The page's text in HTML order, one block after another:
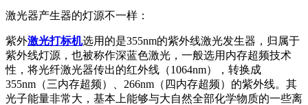
激光器产生器的灯源不一样：
紫外激光打标机选用的是355nm的紫外线激光发生器，归属于
紫外线灯源，也被称作深蓝色激光，一般选用内存超频技术
性，将光纤激光器传出的红外线（1064nm），转换成
355nm（三内存超频）、266nm（四内存超频）的紫外线。其
光子能量非常大，基本上能够与大自然全部化学物质的一些离